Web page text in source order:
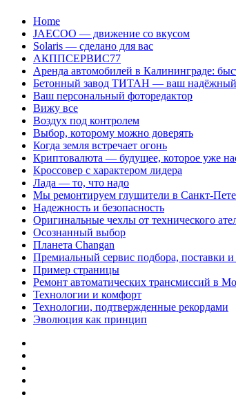
Перейти
содержанию
Home
JAECOO — движение со вкусом
Solaris — сделано для вас
АКППСЕРВИС77
Аренда автомобилей в Калининграде:
Бетонный завод ТИТАН — ваш надёжный
Ваш персональный фоторедактор
Вижу все
Воздух под контролем
Выбор, которому можно доверять
Когда земля встречает огонь
Криптовалюта — будущее, которое уже
Кроссовер с характером лидера
Лада — то, что надо
Мы ремонтируем глушители в Санкт-
Надежность и безопасность
Оригинальные чехлы от технического
Осознанный выбор
Планета Changan
Премиальный сервис подбора, поставки
Пример страницы
Ремонт автоматических трансмиссий в
Технологии и комфорт
Технологии, подтвержденные рекордами
Эволюция как принцип